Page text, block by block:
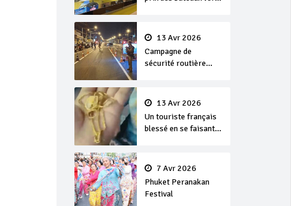
13 Avr 2026
Campagne de
sécurité routière
13 Avr 2026
Un touriste français
blessé en se faisant
7 Avr 2026
Phuket Peranakan
Festival